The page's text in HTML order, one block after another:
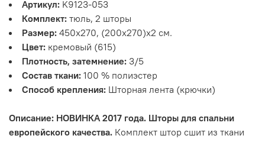
Артикул: K9123-053
Комплект: тюль, 2 шторы
Размер: 450х270, (200х270)х2 см.
Цвет: кремовый (615)
Плотность, затемнение: 3/5
Состав ткани: 100 % полиэстер
Способ крепления: Шторная лента (крючки)
Описание: НОВИНКА 2017 года. Шторы для спальни
европейского качества. Комплект штор сшит из ткани